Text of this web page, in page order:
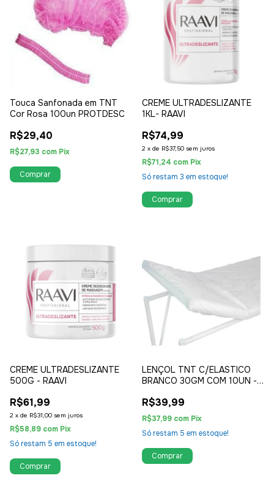
Touca Sanfonada em TNT
Cor Rosa 100un PROTDESC
R$29,40
R$27,93 com Pix
CREME ULTRADESLIZANTE
1KL- RAAVI
R$74,99
2 x de R$37,50 sem juros
R$71,24 com Pix
Só restam 3 em estoque!
CREME ULTRADESLIZANTE
500G - RAAVI
R$61,99
2 x de R$31,00 sem juros
R$58,89 com Pix
Só restam 5 em estoque!
LENÇOL TNT C/ELASTICO
BRANCO 30GM COM 10UN -
R$39,99
R$37,99 com Pix
Só restam 5 em estoque!